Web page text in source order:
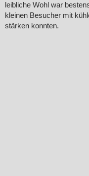
leibliche Wohl war
kleinen Besucher mit
stärken konnten.